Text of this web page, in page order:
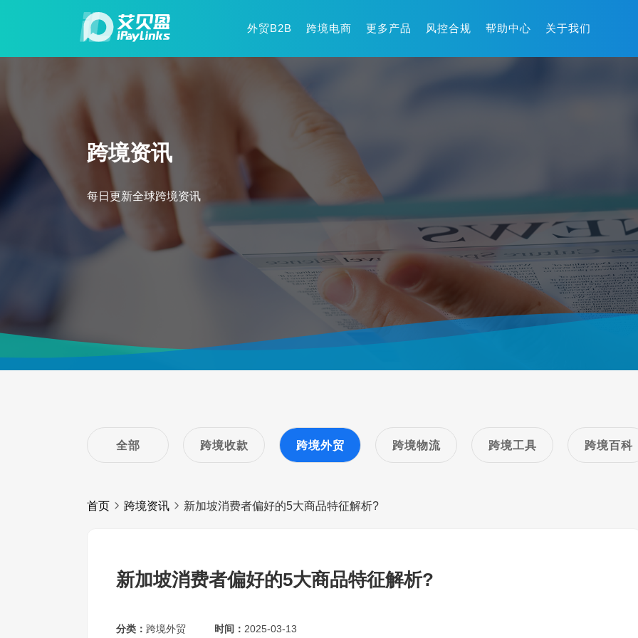
外贸B2B 跨境电商 更多产品 风控合规 帮助中心 关于我们
跨境资讯
每日更新全球跨境资讯
全部 跨境收款 跨境外贸 跨境物流 跨境工具 跨境百科
首页 跨境资讯 新加坡消费者偏好的5大商品特征解析?
新加坡消费者偏好的5大商品特征解析?
分类： 跨境外贸 时间： 2025-03-13